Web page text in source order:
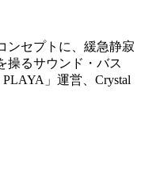
ンセプトに、緩急静寂
操るサウンド・バス
」運営、Crystal